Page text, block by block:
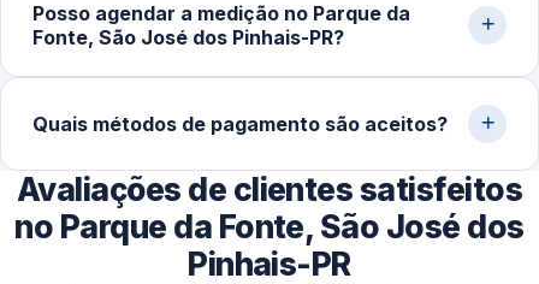
temperado (geralmente 5 a 10 dias úteis), a instalação no
local costuma ser concluída em 2 a 4 horas.
Posso agendar a medição no Parque da
Fonte, São José dos Pinhais-PR?
disponibilidade do cliente, incluindo finais de semana,
serviço.
Quais métodos de pagamento são aceitos?
Disponibilizamos diversas formas de pagamento,
incluindo Pix, dinheiro, cartões de crédito e débito e
transferência bancária.
Avaliações de clientes satisfeitos
no Parque da Fonte, São José dos
Pinhais-PR